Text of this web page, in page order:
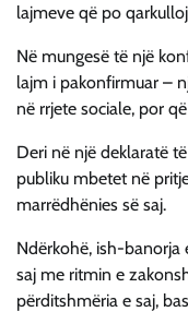
lajmeve që po
Në mungesë të një
lajm i pakonfirmuar –
në rrjete sociale, por
Deri në një deklaratë
publiku mbetet në
marrëdhënies së saj.
Ndërkohë, ish-banorja
saj me ritmin e
përditshmëria e saj,